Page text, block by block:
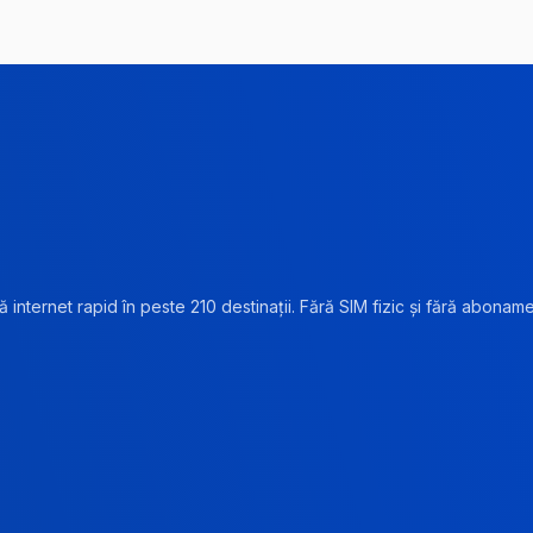
rapid în peste 210 destinații. Fără SIM fizic și fără